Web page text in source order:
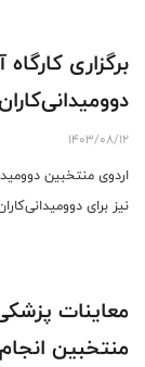
برگزاری
1403/08/12
اردوی منتخبین
نیز برای
معاینات
منتخبین